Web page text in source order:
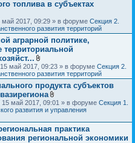
я
топлива в субъектах
май 2017, 09:29 » в форуме Секция 2.
развития территорий
аграрной политике,
территориальной
В
л
о
ж
е
н
и
май 2017, 09:23 » в форуме Секция 2.
развития территорий
продукта субъектов
В
л
о
ж
е
н
15 май 2017, 09:01 » в форуме Секция 1.
развития и управления
практика
региональной экономики